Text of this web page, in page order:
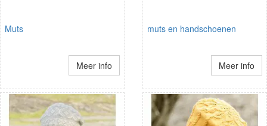
Muts
Meer info
muts en handschoenen
Meer info